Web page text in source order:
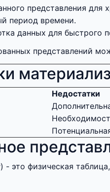
представления
период времени.
данных для быстрого
представлений
Недостатки
это физическая